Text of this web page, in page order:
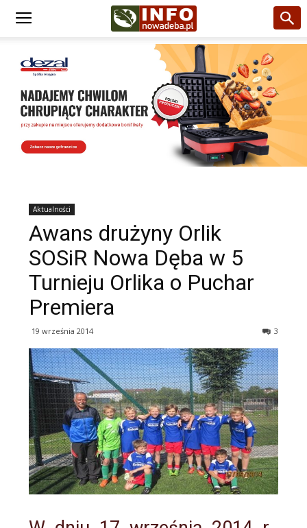
Aktualności
Awans drużyny Orlik
SOSiR Nowa Dęba w 5
Turnieju Orlika o Puchar
Premiera
19 września 2014 3